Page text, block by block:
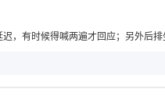
，有时候得喊两遍才回应；另外后